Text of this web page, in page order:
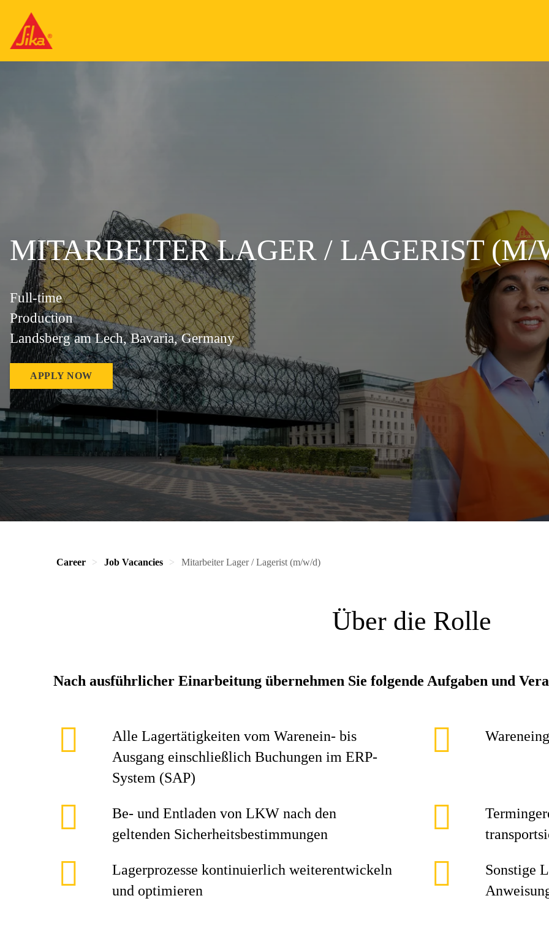
MITARBEITER LAGER / LAGERIST (M/
Full-time
Production
Landsberg am Lech, Bavaria, Germany
APPLY NOW
Career Job Vacancies Mitarbeiter Lager / Lagerist (m/w/d)
Über die Rolle
Nach ausführlicher Einarbeitung übernehmen Sie folgende Aufgaben und
Alle Lagertätigkeiten vom Warenein- bis
Ausgang einschließlich Buchungen im ERP-
System (SAP)
Be- und Entladen von LKW nach den
geltenden Sicherheitsbestimmungen
Lagerprozesse kontinuierlich weiterentwickeln
und optimieren
Sonstige